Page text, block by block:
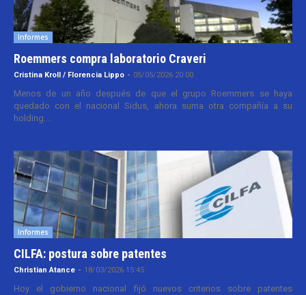
Informes
Roemmers compra laboratorio Craveri
Cristina Kroll / Florencia Lippo - 05/05/2026 20:00
Menos de un año después de que el grupo Roemmers se haya
quedado con el nacional Sidus, ahora suma otra compañía a su
holding....
Informes
CILFA: postura sobre patentes
Christian Atance - 18/03/2026 15:45
Hoy el gobierno nacional fijó nuevos criterios sobre patentes